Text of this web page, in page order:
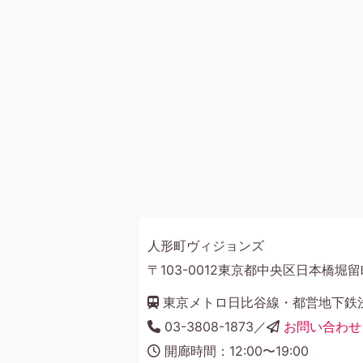
人形町ヴィジョンズ
〒103-0012東京都中央区日本橋堀
東京メトロ日比谷線・都営地下
03-3808-1873／
お問い合わせ
開廊時間：12:00〜19:00